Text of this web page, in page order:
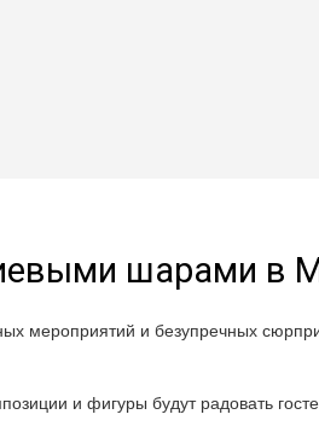
шарами в
мероприятий и безупречных
и фигуры будут радовать